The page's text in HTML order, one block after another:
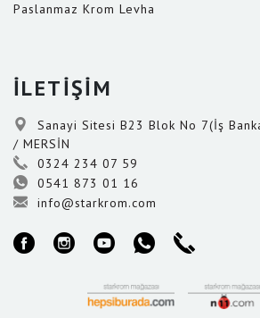
Paslanmaz Krom Levha
İLETİŞİM
Sanayi Sitesi B23 Blok No 7(İş
/ MERSİN
0324 234 07 59
0541 873 01 16
info@starkrom.com